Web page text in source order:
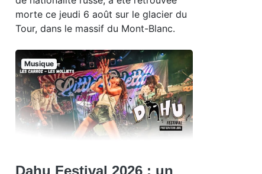
morte ce jeudi 6 août sur le glacier du
Tour, dans le massif du Mont-Blanc.
Musique
Dahu Festival 2026 : un